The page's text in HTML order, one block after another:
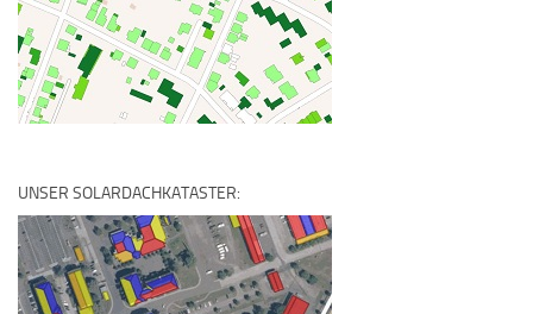
UNSER SOLARDACHKATASTER: